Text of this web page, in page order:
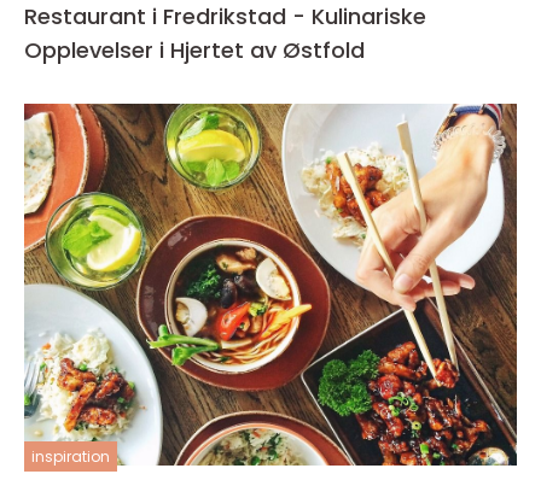
Restaurant i Fredrikstad - Kulinariske
Opplevelser i Hjertet av Østfold
inspiration